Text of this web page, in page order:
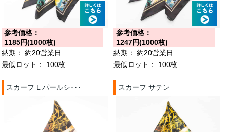
参考価格：
1185円(1000枚)
納期：
約20営業日
最低ロット：
100枚
参考価格：
1247円(1000枚)
納期：
約20営業日
最低ロット：
100枚
スカーフ L パールシ･･･ スカーフ サテン